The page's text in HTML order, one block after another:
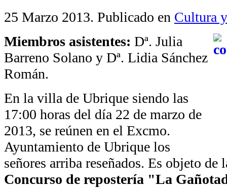
25 Marzo 2013. Publicado en Cultura
Miembros asistentes: Dª. Julia
Barreno Solano y Dª. Lidia Sánchez
Román.
En la villa de Ubrique siendo las
17:00 horas del día 22 de marzo de
2013, se reúnen en el Excmo.
Ayuntamiento de Ubrique los
señores arriba reseñados. Es objeto
Concurso de repostería "La